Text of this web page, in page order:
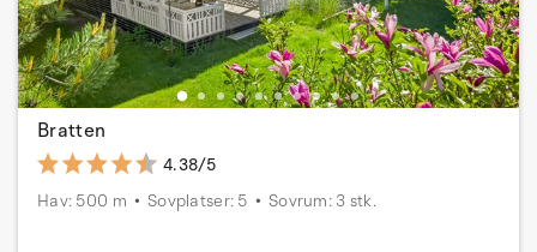
Bratten
4.38/5
Hav: 500 m
Sovplatser: 5 Sovrum: 3 stk.